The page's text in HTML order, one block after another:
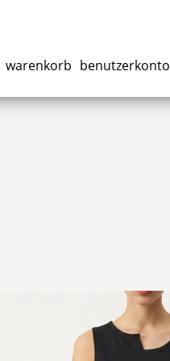
benutzerkonto
warenkorb